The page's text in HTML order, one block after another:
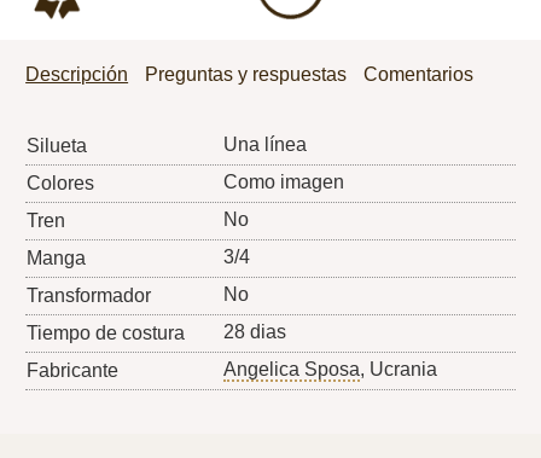
Descripción Preguntas y respuestas Comentarios
Silueta
Una línea
Colores
Como imagen
Tren
No
Manga
3/4
Transformador
No
Tiempo de costura
28 dias
Fabricante
Angelica Sposa, Ucrania